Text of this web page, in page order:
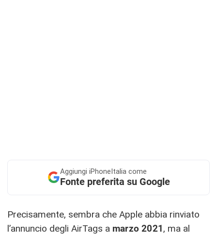
Aggiungi iPhoneItalia come
Fonte preferita su Google
Precisamente, sembra che Apple abbia rinviato
l’annuncio degli AirTags a marzo 2021, ma al